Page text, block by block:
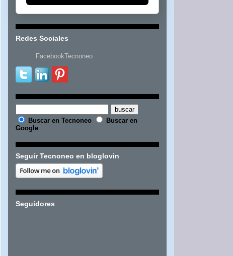
Redes Sociales
FacebookTecnoneo
Buscar en Tecnoneo
Buscar en
Google
Seguir Tecnoneo en bloglovin
Seguidores